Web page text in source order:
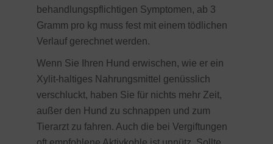
behandlungspflichtigen Symptomen, ab 3
Gramm pro kg muss fest mit einem tödlichen
Verlauf gerechnet werden.
Wenn Sie Ihren Hund erwischen, wie er ein
Xylit-haltiges Nahrungsmittel genüsslich
verschluckt, haben Sie für nichts mehr Zeit,
außer den Hund zu schnappen und zum
Tierarzt zu fahren. Auch die bei Vergiftungen